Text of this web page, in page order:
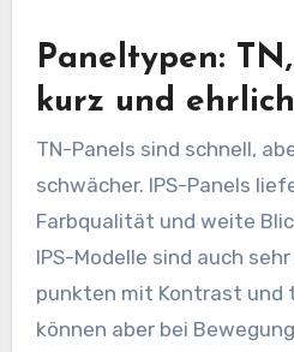
Paneltypen:
kurz und ehrlich
TN-Panels sind schnell,
schwächer. IPS-Panels
Farbqualität und weite
IPS-Modelle sind auch
punkten mit Kontrast und
können aber bei